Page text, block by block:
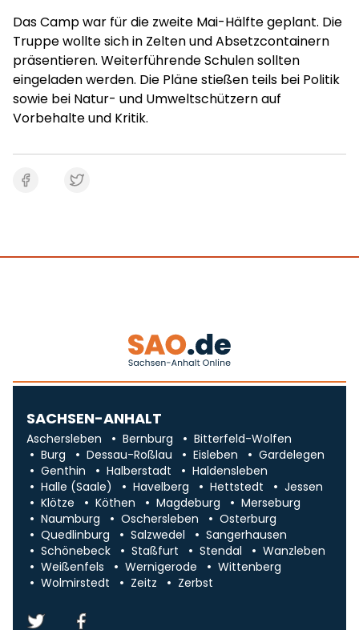
Das Camp war für die zweite Mai-Hälfte geplant. Die
Truppe wollte sich in Zelten und Absetzcontainern
präsentieren. Weiterführende Schulen sollten
eingeladen werden. Die Pläne stießen teils bei Politik
sowie bei Natur- und Umweltschützern auf
Vorbehalte und Kritik.
SACHSEN-ANHALT
Aschersleben Bernburg
Bitterfeld-Wolfen
Burg
Dessau-Roßlau Eisleben
Gardelegen
Genthin
Halberstadt
Haldensleben
Halle (Saale)
Havelberg Hettstedt
Jessen
Klötze
Köthen Magdeburg
Merseburg
Naumburg
Oschersleben
Osterburg
Quedlinburg
Salzwedel
Sangerhausen
Schönebeck
Staßfurt Stendal
Wanzleben
Weißenfels
Wernigerode
Wittenberg
Wolmirstedt
Zeitz Zerbst